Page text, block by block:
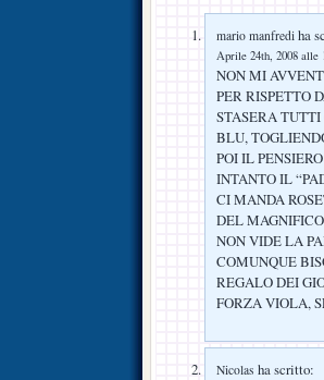
mario manfredi ha
Aprile 24th, 2008 alle
NON MI
PER RISPETTO
STASERA
BLU,
POI IL
INTANTO IL
CI MANDA
DEL
NON VIDE LA
COMUNQUE
REGALO DEI
FORZA VIOLA,
Nicolas ha scritto: